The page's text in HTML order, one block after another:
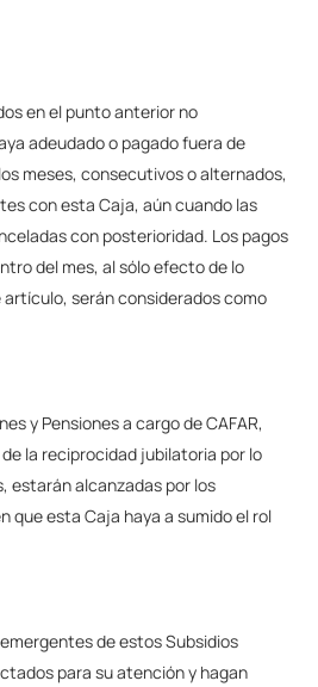
en el punto anterior no
adeudado o pagado fuera de
meses, consecutivos o alternados,
con esta Caja, aún cuando las
con posterioridad. Los pagos
del mes, al sólo efecto de lo
serán considerados como
y Pensiones a cargo de CAFAR,
la reciprocidad jubilatoria por lo
estarán alcanzadas por los
que esta Caja haya a sumido el rol
de estos Subsidios
para su atención y hagan